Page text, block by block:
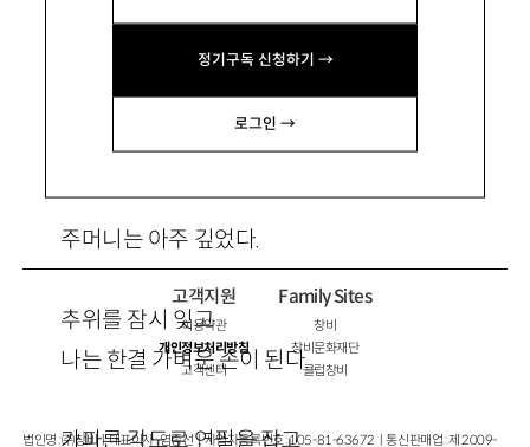
정기구독 신청하기 →
로그인 →
겨울을 나는 방법
석고로 주먹을 떠서 외투의 주머니에 넣었다.
주머니는 아주 깊었다.
추위를 잠시 잊고
나는 한결 가벼운 손이 된다.
가파른 각도로 연필을 잡고
고객지원
이용약관
개인정보처리방침
고객센터
Family Sites
창비
창비문화재단
클럽창비
법인명 : ㈜창비ㅣ대표이사 : 염종선ㅣ사업자등록번호 : 105-81-63672ㅣ통신판매업 : 제 2009-